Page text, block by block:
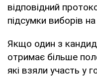
відповідний
підсумки виборів
Якщо один з
отримає більше
які взяли участь у